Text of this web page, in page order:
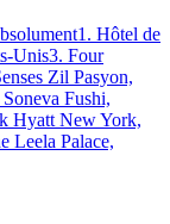
1. Hôtel de
Unis3. Four
Zil Pasyon,
Fushi,
Hyatt New York,
Leela Palace,